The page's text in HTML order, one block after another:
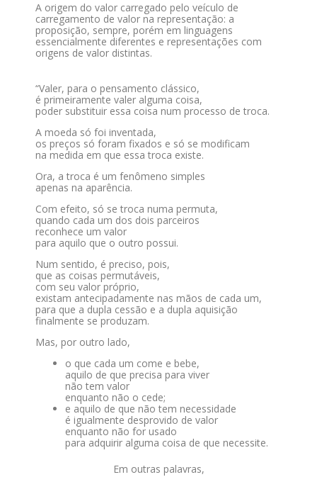
A origem do valor carregado pelo veículo de
carregamento de valor na representação: a
proposição, sempre, porém em linguagens
essencialmente diferentes e representações com
origens de valor distintas.
“Valer, para o pensamento clássico,
é primeiramente valer alguma coisa,
poder substituir essa coisa num processo de troca.
A moeda só foi inventada,
os preços só foram fixados e só se modificam
na medida em que essa troca existe.
Ora, a troca é um fenômeno simples
apenas na aparência.
Com efeito, só se troca numa permuta,
quando cada um dos dois parceiros
reconhece um valor
para aquilo que o outro possui.
Num sentido, é preciso, pois,
que as coisas permutáveis,
com seu valor próprio,
existam antecipadamente nas mãos de cada um,
para que a dupla cessão e a dupla aquisição
finalmente se produzam.
Mas, por outro lado,
o que cada um come e bebe,
aquilo de que precisa para viver
não tem valor
enquanto não o cede;
e aquilo de que não tem necessidade
é igualmente desprovido de valor
enquanto não for usado
para adquirir alguma coisa de que necessite.
Em outras palavras,